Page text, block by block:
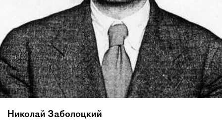
Николай Заболоцкий